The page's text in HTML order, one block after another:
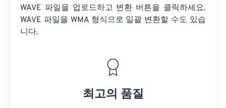
WAVE 파일을 업로드하고 변환 버튼을 클릭하세요.
WAVE 파일을 WMA 형식으로 일괄 변환할 수도 있습
니다.
최고의 품질